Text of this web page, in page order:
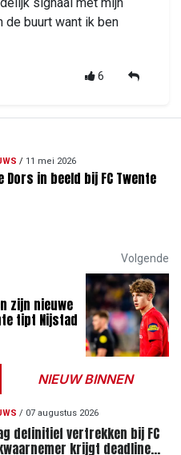
buurt want ik ben
6
/ 11 mei 2026
Dors in beeld bij FC Twente
Volgende
zijn nieuwe
tipt Nijstad
NIEUW BINNEN
/ 07 augustus 2026
definitief vertrekken bij FC
krijgt deadline